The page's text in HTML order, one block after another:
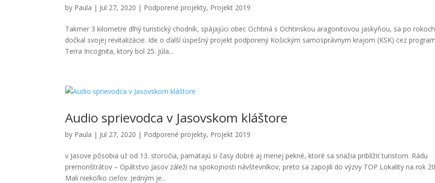
by Paula | Jul 27, 2020 | Podporené projekty, Projekt 2019
Takmer 3 kilometre dlhý turistický chodník, spájajúci obec Ochtiná s Ochtinskou aragonitovou jaskyňou, sa po rokoch
dočkal svojej revitalizácie. Ide o ďalší úspešný projekt podporený Košickým samosprávnym krajom (KSK) cez program
Terra Incognita, ktorý bol 25. júla...
Audio sprievodca v Jasovskom kláštore
by Paula | Jul 27, 2020 | Podporené projekty, Projekt 2019
v Jasove pôsobia už od 13. storočia, pamätajú si časy dobré aj menej pekné, ktoré sa snažia priblížiť turistom. Rádu
premonštrátov – Opátstvo Jasov záleží na spokojnosti návštevníkov, preto sa zapojili do výzvy TOP Lokality na rok
Mali niekoľko cieľov. Jedným je...